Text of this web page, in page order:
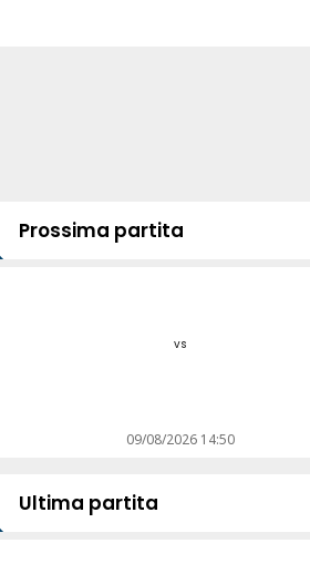
Prossima partita
vs
09/08/2026 14:50
Ultima partita